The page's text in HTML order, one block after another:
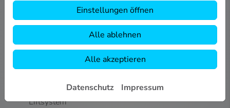
Dusche/Badewanne
Dusche: bodengleich oder max. 20 mm Erhöhung
Badewanne: max. Höhe 0,5 m oder mit Tür bzw.
Liftsystem
Einstellungen öffnen
Alle ablehnen
Alle akzeptieren
Datenschutz Impressum